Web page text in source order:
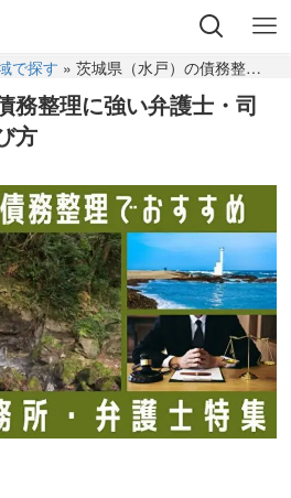
で探す » 茨城県（水戸）の債務整理に強い弁護士・司法書士｜比較と選び方
務整理に強い弁護士・司
方